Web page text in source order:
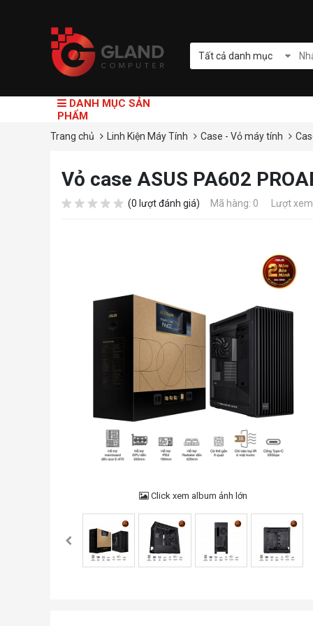
Tất cả danh mục
DANH MỤC SẢN
PHẨM
Trang chủ Linh Kiện Máy Tính Case - Vỏ máy tính
Vỏ case ASUS PA602
(0 lượt đánh giá) Mã hàng: 0 Lượt
Click xem album ảnh lớn